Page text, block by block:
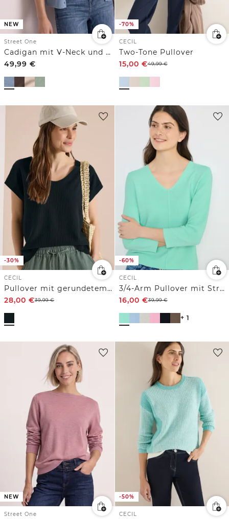
NEW
Street One
Cadigan mit V-Neck und Knopfleiste
49,99 €
-70%
CECIL
Two-Tone Pullover
15,00 €49,99€
-30%
CECIL
Pullover mit gerundetem V-Ausschnitt
28,00 €39,99€
-60%
CECIL
3/4-Arm Pullover mit Struktur
16,00 €39,99€
+ 1
NEW
Street One
-50%
CECIL